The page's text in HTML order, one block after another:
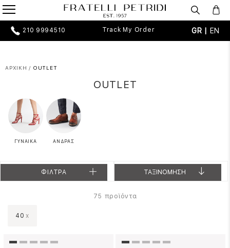
210 9994510 Track My Order GR | EN
ΑΡΧΙΚΗ / OUTLET
OUTLET
ΓΥΝΑΙΚΑ ΑΝΔΡΑΣ
ΦΙΛΤΡΑ ΤΑΞΙΝΟΜΗΣΗ
75 προϊόντα
40 x